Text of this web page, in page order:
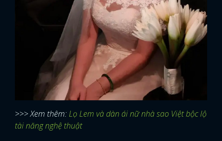
>>> Xem thêm:Lọ Lem và dàn ái nữ nhà sao Việt bộc lộ
tài năng nghệ thuật